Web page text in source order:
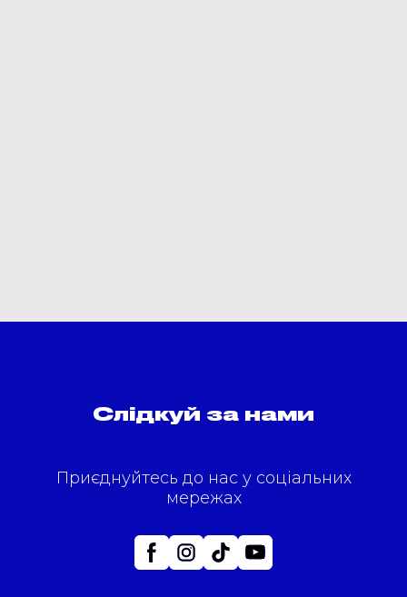
Слідкуй за нами
Приєднуйтесь до нас у соціальних
мережах